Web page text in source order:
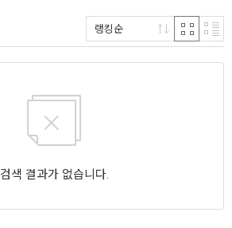
랭킹순
검색 결과가 없습니다.